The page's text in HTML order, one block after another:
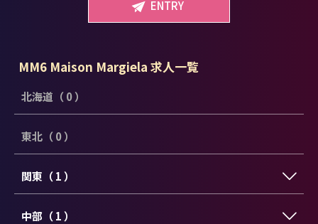
ENTRY
MM6 Maison Margiela 求人一覧
北海道（ 0 ）
東北（ 0 ）
関東（ 1 ）
中部（ 1 ）